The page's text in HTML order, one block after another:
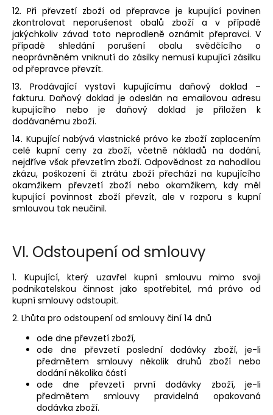
12. Při převzetí zboží od přepravce je kupující povinen
zkontrolovat neporušenost obalů zboží a v případě
jakýchkoliv závad toto neprodleně oznámit přepravci. V
případě shledání porušení obalu svědčícího o
neoprávněném vniknutí do zásilky nemusí kupující zásilku
od přepravce převzít.
13. Prodávající vystaví kupujícímu daňový doklad –
fakturu. Daňový doklad je odeslán na emailovou adresu
kupujícího nebo je daňový doklad je přiložen k
dodávanému zboží.
14. Kupující nabývá vlastnické právo ke zboží zaplacením
celé kupní ceny za zboží, včetně nákladů na dodání,
nejdříve však převzetím zboží. Odpovědnost za nahodilou
zkázu, poškození či ztrátu zboží přechází na kupujícího
okamžikem převzetí zboží nebo okamžikem, kdy měl
kupující povinnost zboží převzít, ale v rozporu s kupní
smlouvou tak neučinil.
VI. Odstoupení od smlouvy
1. Kupující, který uzavřel kupní smlouvu mimo svoji
podnikatelskou činnost jako spotřebitel, má právo od
kupní smlouvy odstoupit.
2. Lhůta pro odstoupení od smlouvy činí 14 dnů
ode dne převzetí zboží,
ode dne převzetí poslední dodávky zboží, je-li
předmětem smlouvy několik druhů zboží nebo
dodání několika částí
ode dne převzetí první dodávky zboží, je-li
předmětem smlouvy pravidelná opakovaná
dodávka zboží.